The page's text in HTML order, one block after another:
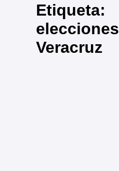
Etiqueta:
elecciones
Veracruz